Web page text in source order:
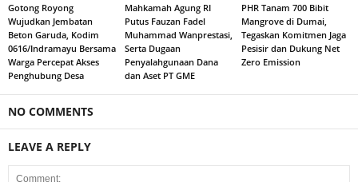
Gotong Royong
Wujudkan Jembatan
Beton Garuda, Kodim
0616/Indramayu Bersama
Warga Percepat Akses
Penghubung Desa
Mahkamah Agung RI
Putus Fauzan Fadel
Muhammad Wanprestasi,
Serta Dugaan
Penyalahgunaan Dana
dan Aset PT GME
PHR Tanam 700 Bibit
Mangrove di Dumai,
Tegaskan Komitmen Jaga
Pesisir dan Dukung Net
Zero Emission
NO COMMENTS
LEAVE A REPLY